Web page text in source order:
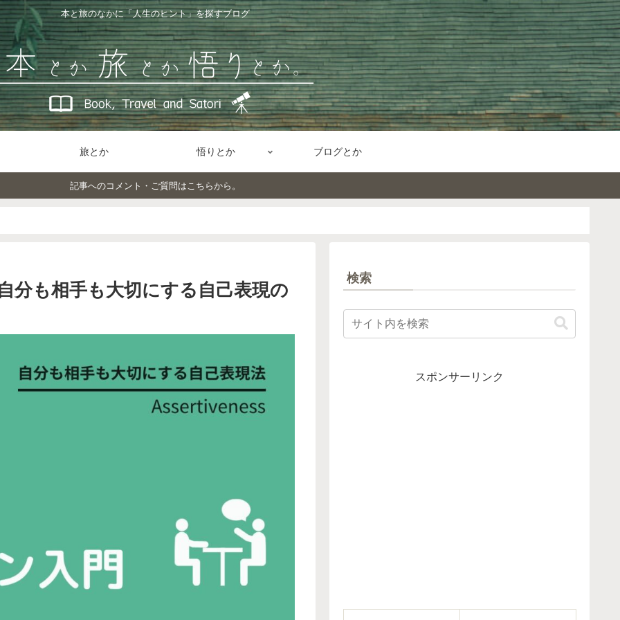
本と旅のなかに「人生のヒント」を探すブログ
旅とか 悟りとか ブログとか
記事へのコメント・ご質問はこちらから。
分も相手も大切にする自己表現の
検索
スポンサーリンク